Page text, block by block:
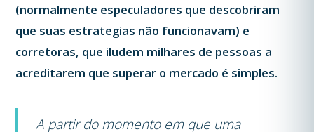
(normalmente especuladores que descobriram
que suas estrategias não funcionavam) e
corretoras, que iludem milhares de pessoas a
acreditarem que superar o mercado é simples.
A partir do momento em que uma